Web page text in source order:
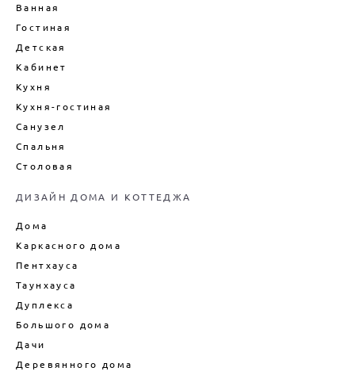
ВАННОЙ
ГОСТИНОЙ
ЦЕНЫ НА ПРОЕКТИРОВАНИЕ
Ванная
Гостиная
Детская
Кабинет
Кухня
Кухня-гостиная
Санузел
Спальня
Столовая
ДИЗАЙН ДОМА И КОТТЕДЖА
Дома
Каркасного дома
Пентхауса
Таунхауса
Дуплекса
Большого дома
Дачи
Деревянного дома